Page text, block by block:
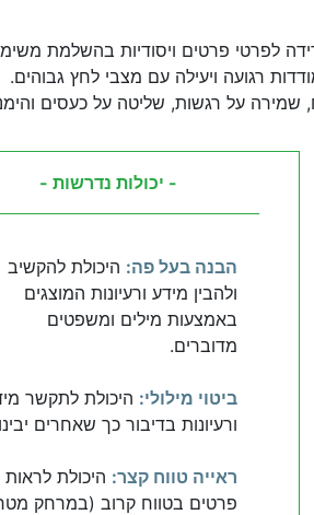
לפרטי פרטים ויסודיות בהשלמת
רגועה ויעילה עם מצבי לחץ גבוהים.
שמירה על רגשות, שליטה על כעסים
- יכולות נדרשות -
הבנה בעל פה: היכולת להקשיב
ולהבין מידע ורעיונות המוצגים
באמצעות מילים ומשפטים
מדוברים.
ביטוי מילולי: היכולת לתקשר
ורעיונות בדיבור כך שאחרים
ראייה טווח קצר: היכולת לראות
פרטים בטווח קרוב (במרחק